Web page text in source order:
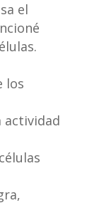
el
los
actividad